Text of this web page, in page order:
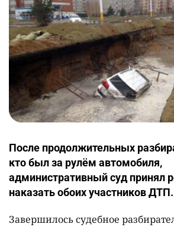
После продолжительных
кто был за рулём автомобиля,
административный суд принял
наказать обоих участников ДТП.
Завершилось судебное